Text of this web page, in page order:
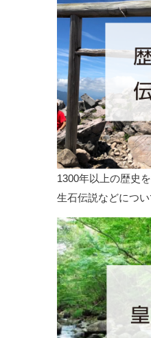
1300年以上の歴史
生石伝説などにつ